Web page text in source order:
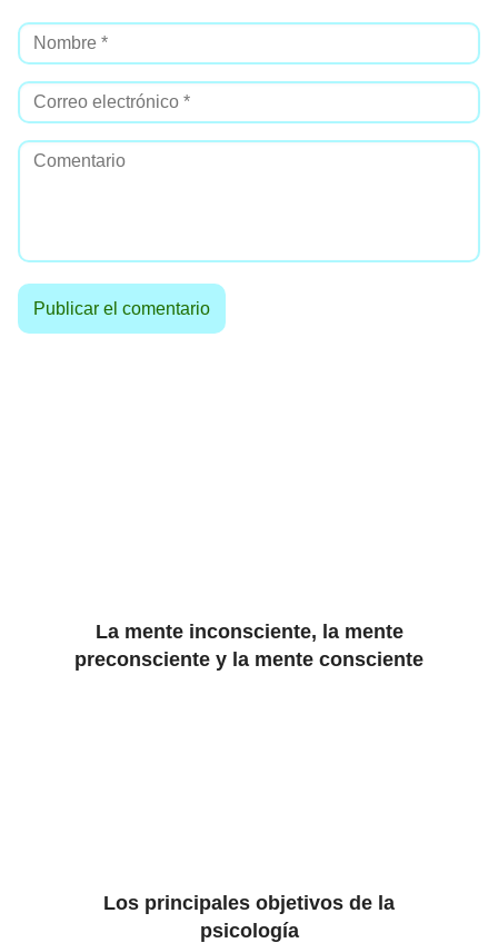
La mente inconsciente, la mente
preconsciente y la mente consciente
Los principales objetivos de la
psicología